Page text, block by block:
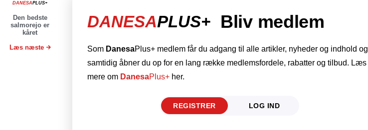
DANESAPLUS+
Den bedste
salmorejo er
kåret
Læs næste
DANESAPLUS+ Bliv medlem
Som DanesaPlus+ medlem får du adgang til alle artikler, nyheder og indhold og
samtidig åbner du op for en lang række medlemsfordele, rabatter og tilbud. Læs
mere om DanesaPlus+ her.
REGISTRER LOG IND